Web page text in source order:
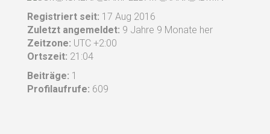
Registriert seit: 17 Aug 2016
Zuletzt angemeldet: 9 Jahre 9 Monate her
Zeitzone: UTC +2:00
Ortszeit: 21:04
Beiträge: 1
Profilaufrufe: 609